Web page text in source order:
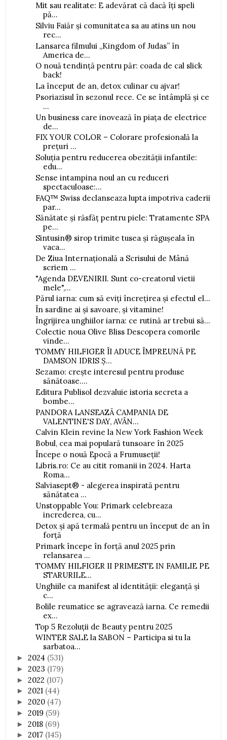
Mit sau realitate: E adevărat că dacă îți speli
pă...
Silviu Faiăr și comunitatea sa au atins un nou
rec...
Lansarea filmului „Kingdom of Judas” în
America de...
O nouă tendință pentru păr: coada de cal slick
back!
La început de an, detox culinar cu ajvar!
Psoriazisul în sezonul rece. Ce se întâmplă și ce
...
Un business care inovează în piața de electrice
de...
FIX YOUR COLOR – Colorare profesională la
prețuri ...
Soluția pentru reducerea obezității infantile:
edu...
Sense intampina noul an cu reduceri
spectaculoase:...
FAQ™ Swiss declanseaza lupta impotriva caderii
par...
Sănătate și răsfăț pentru piele: Tratamente SPA
pe...
Sintusin® sirop trimite tusea și răgușeala în
vaca...
De Ziua Internațională a Scrisului de Mână
scriem ...
"Agenda DEVENIRII. Sunt co-creatorul vietii
mele",...
Părul iarna: cum să eviți încrețirea și efectul el...
În sardine ai și savoare, și vitamine!
Îngrijirea unghiilor iarna: ce rutină ar trebui să...
Colectie noua Olive Bliss Descopera comorile
vinde...
TOMMY HILFIGER ÎI ADUCE ÎMPREUNĂ PE
DAMSON IDRIS Ș...
Sezamo: crește interesul pentru produse
sănătoase....
Editura Publisol dezvaluie istoria secreta a
bombe...
PANDORA LANSEAZĂ CAMPANIA DE
VALENTINE'S DAY, AVÂN...
Calvin Klein revine la New York Fashion Week
Bobul, cea mai populară tunsoare în 2025
Începe o nouă Epocă a Frumuseții!
Libris.ro: Ce au citit romanii in 2024. Harta
Roma...
Salviasept® - alegerea inspirată pentru
sănătatea ...
Unstoppable You: Primark celebreaza
increderea, cu...
Detox și apă termală pentru un început de an în
forță
Primark începe în forță anul 2025 prin
relansarea ...
TOMMY HILFIGER II PRIMESTE IN FAMILIE PE
STARURILE...
Unghiile ca manifest al identității: eleganță și
c...
Bolile reumatice se agravează iarna. Ce remedii
ex...
Top 5 Rezoluții de Beauty pentru 2025
WINTER SALE la SABON – Participa si tu la
sarbatoa...
►2024 (531)
►2023 (179)
►2022 (107)
►2021 (44)
►2020 (47)
►2019 (59)
►2018 (69)
►2017 (145)